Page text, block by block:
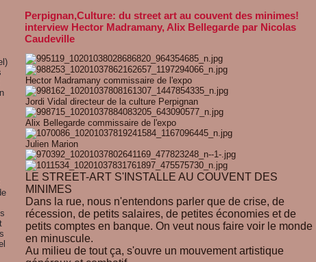
Perpignan,Culture: du street art au couvent des minimes!
interview Hector Madramany, Alix Bellegarde par Nicolas
Caudeville
Hector Madramany commissaire de l'expo
Jordi Vidal directeur de la culture Perpignan
Alix Bellegarde commissaire de l'expo
Julien Marion
LE STREET-ART S'INSTALLE AU COUVENT DES
MINIMES
Dans la rue, nous n'entendons parler que de crise, de
récession, de petits salaires, de petites économies et de
petits comptes en banque. On veut nous faire voir le monde
en minuscule.
Au milieu de tout ça, s'ouvre un mouvement artistique